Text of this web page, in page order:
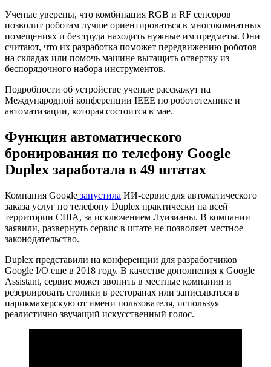
Ученые уверены, что комбинация RGB и RF сенсоров
позволит роботам лучше ориентироваться в многокомнатных
помещениях и без труда находить нужные им предметы. Они
считают, что их разработка поможет передвижению роботов
на складах или помочь машине вытащить отвертку из
беспорядочного набора инструментов.
Подробности об устройстве ученые расскажут на
Международной конференции IEEE по робототехнике и
автоматизации, которая состоится в мае.
Функция автоматического
бронирования по телефону Google
Duplex заработала в 49 штатах
Компания Google запустила ИИ-сервис для автоматического
заказа услуг по телефону Duplex практически на всей
территории США, за исключением Луизианы. В компании
заявили, развернуть сервис в штате не позволяет местное
законодательство.
Duplex представили на конференции для разработчиков
Google I/O еще в 2018 году. В качестве дополнения к Google
Assistant, сервис может звонить в местные компании и
резервировать столики в ресторанах или записываться в
парикмахерскую от имени пользователя, используя
реалистично звучащий искусственный голос.